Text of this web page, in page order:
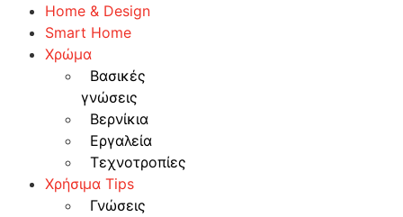
Home & Design
Smart Home
Χρώμα
Βασικές
γνώσεις
Βερνίκια
Εργαλεία
Τεχνοτροπίες
Χρήσιμα Tips
Γνώσεις